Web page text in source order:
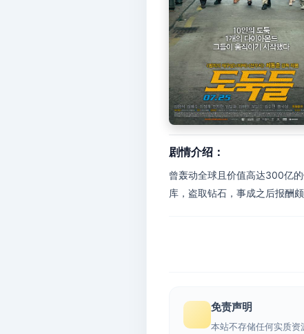
剧情介绍：
曾轰动全球且价值高达300亿
库，盗取钻石，事成之后报酬
免责声明
本站不存储任何实质